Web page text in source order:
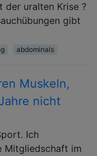
der uralten Krise ?
gibt
abdominals
Muskeln,
nicht
Ich
Mitgliedschaft im